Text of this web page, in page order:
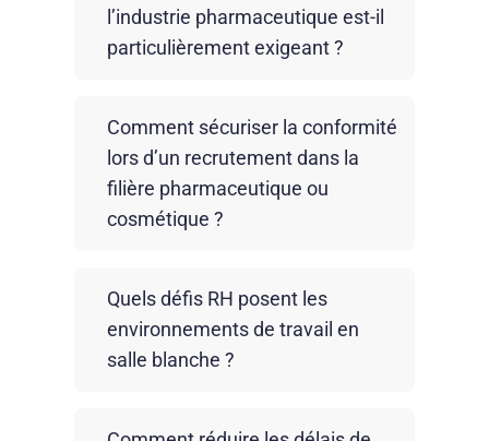
l’industrie pharmaceutique est-il
particulièrement exigeant ?
pharmaceutique et cosmétique implique
de fortes contraintes réglementaires,
qualité et sécurité. Les entreprises
doivent recruter des profils fiables,
en garantissant la continuité de
production et la conformité des process.
Comment sécuriser la conformité
lors d’un recrutement dans la
filière pharmaceutique ou
cosmétique ?
sélection rigoureuse des candidats, des
tests de compétences et une
sensibilisation systématique aux BPF et
Quels défis RH posent les
environnements de travail en
salle blanche ?